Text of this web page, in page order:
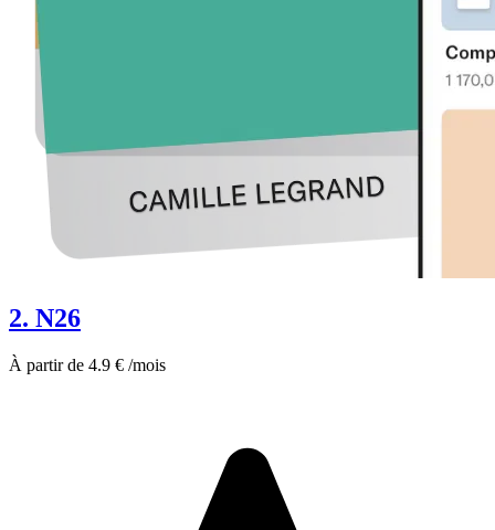
2. N26
À partir de 4.9 € /mois